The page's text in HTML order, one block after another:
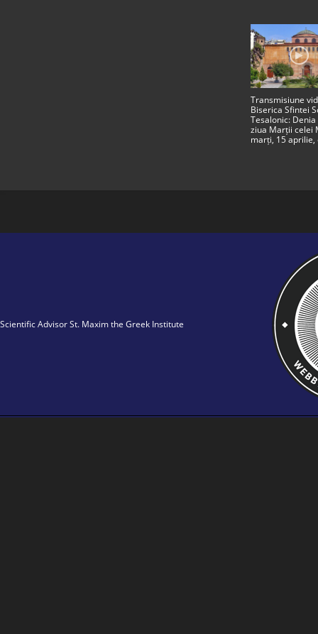
Τransmisiune
Biserica Sfintei
Tesalonic: Denia
ziua Marții celei
marți, 15 aprilie,
Scientific Advisor St. Maxim the Greek Institute